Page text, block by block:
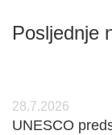
Posljednje
28.7.2026
UNESCO